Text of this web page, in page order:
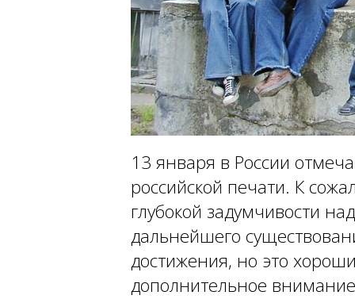
13 января в России
российской печати. К
глубокой задумчивости
дальнейшего
достижения, но это
дополнительное